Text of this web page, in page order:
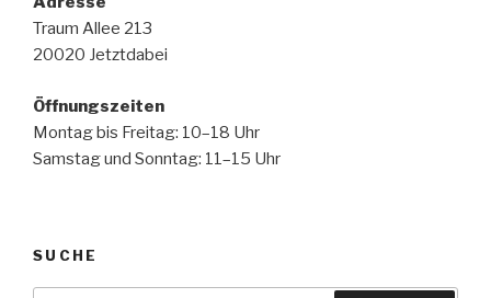
Traum Allee 213
20020 Jetztdabei
Öffnungszeiten
Montag bis Freitag: 10–18 Uhr
Samstag und Sonntag: 11–15 Uhr
SUCHE